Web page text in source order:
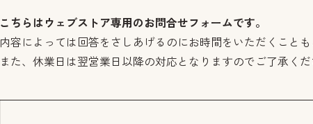
こちらはウェブストア専用のお問合せフォームです。
内容によっては回答をさしあげるのにお時間をいただくことも
また、休業日は翌営業日以降の対応となりますのでご了承くだ